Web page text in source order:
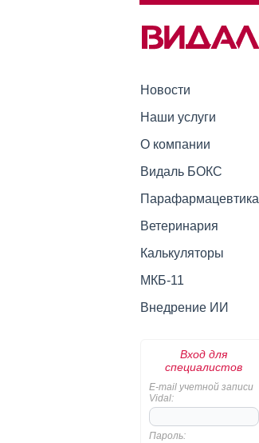
Новости
Наши услуги
О компании
Видаль БОКС
Парафармацевтика
Ветеринария
Калькуляторы
МКБ-11
Внедрение ИИ
Вход для
специалистов
E-mail учетной записи
Vidal:
Пароль: